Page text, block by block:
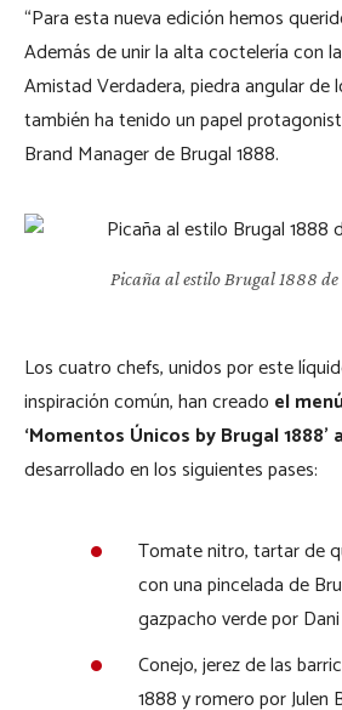
“Para esta nueva edición hemos
Además de unir la alta coctelería con
Amistad Verdadera, piedra angular de
también ha tenido un papel
Brand Manager de Brugal 1888.
Picaña al estilo Brugal 1888
Los cuatro chefs, unidos por este
inspiración común, han creado el
‘Momentos Únicos by Brugal 1888’
desarrollado en los siguientes pases:
Tomate nitro, tartar de
con una pincelada de
gazpacho verde por
Conejo, jerez de las
1888 y romero por Julen